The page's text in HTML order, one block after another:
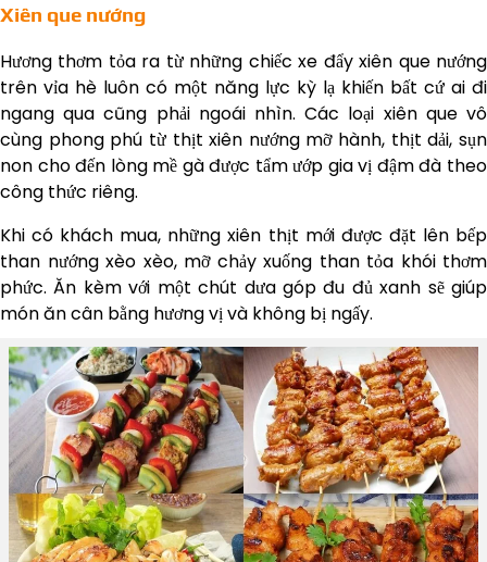
Xiên que nướng
Hương thơm tỏa ra từ những chiếc xe đẩy xiên que nướng
trên vỉa hè luôn có một năng lực kỳ lạ khiến bất cứ ai đi
ngang qua cũng phải ngoái nhìn. Các loại xiên que vô
cùng phong phú từ thịt xiên nướng mỡ hành, thịt dải, sụn
non cho đến lòng mề gà được tẩm ướp gia vị đậm đà theo
công thức riêng.
Khi có khách mua, những xiên thịt mới được đặt lên bếp
than nướng xèo xèo, mỡ chảy xuống than tỏa khói thơm
phức. Ăn kèm với một chút dưa góp đu đủ xanh sẽ giúp
món ăn cân bằng hương vị và không bị ngấy.